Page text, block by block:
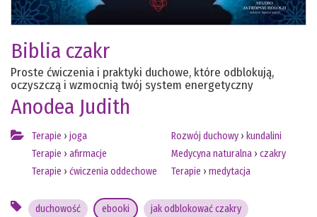
Biblia czakr
Proste ćwiczenia i praktyki duchowe, które odblokują,
oczyszczą i wzmocnią twój system energetyczny
Anodea Judith
Terapie › joga
Terapie › afirmacje
Terapie › ćwiczenia oddechowe
Rozwój duchowy › kundalini
Medycyna naturalna › czakry
Terapie › medytacja
duchowość ebooki jak odblokować czakry